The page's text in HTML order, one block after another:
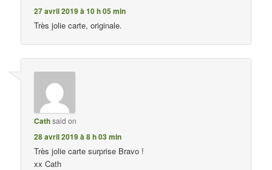
27 avril 2019 à 10 h 05 min
Très jolie carte, originale.
Cathsaid on
28 avril 2019 à 8 h 03 min
Très jolie carte surprise Bravo !
xx Cath